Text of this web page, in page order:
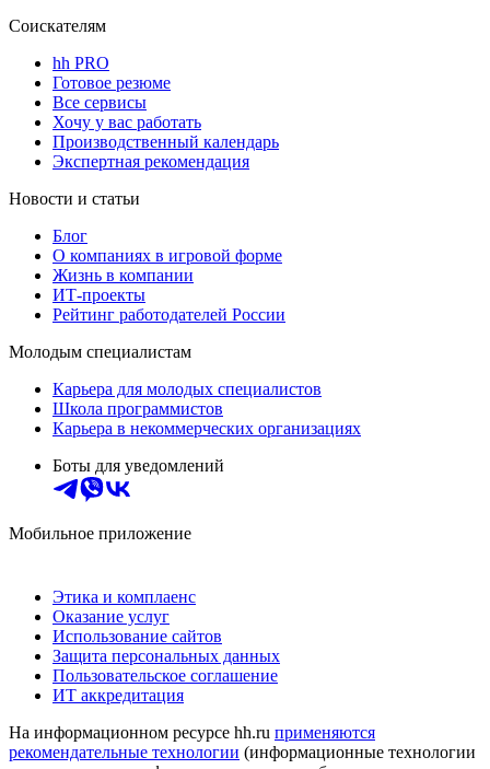
Соискателям
hh PRO
Готовое резюме
Все сервисы
Хочу у вас работать
Производственный календарь
Экспертная рекомендация
Новости и статьи
Блог
О компаниях в игровой форме
Жизнь в компании
ИТ-проекты
Рейтинг работодателей России
Молодым специалистам
Карьера для молодых специалистов
Школа программистов
Карьера в некоммерческих организациях
Боты для уведомлений
Мобильное приложение
Этика и комплаенс
Оказание услуг
Использование сайтов
Защита персональных данных
Пользовательское соглашение
ИТ аккредитация
На информационном ресурсе hh.ru применяются
рекомендательные технологии (информационные технологии